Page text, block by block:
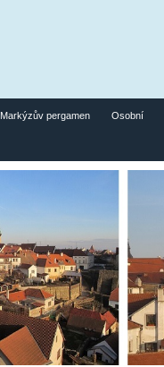
Markýzův pergamen Osobní